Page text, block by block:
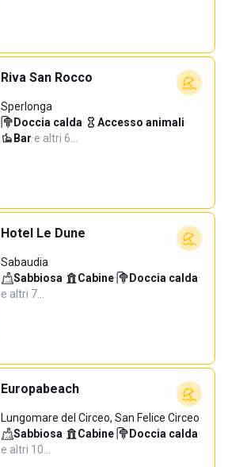
Riva San Rocco
Sperlonga
Doccia calda· Accesso animali·
Bar·e altri 6…
Hotel Le Dune
Sabaudia
Sabbiosa· Cabine· Doccia calda·
e altri 7…
Europabeach
Lungomare del Circeo, San Felice Circeo
Sabbiosa· Cabine· Doccia calda·
e altri 10…